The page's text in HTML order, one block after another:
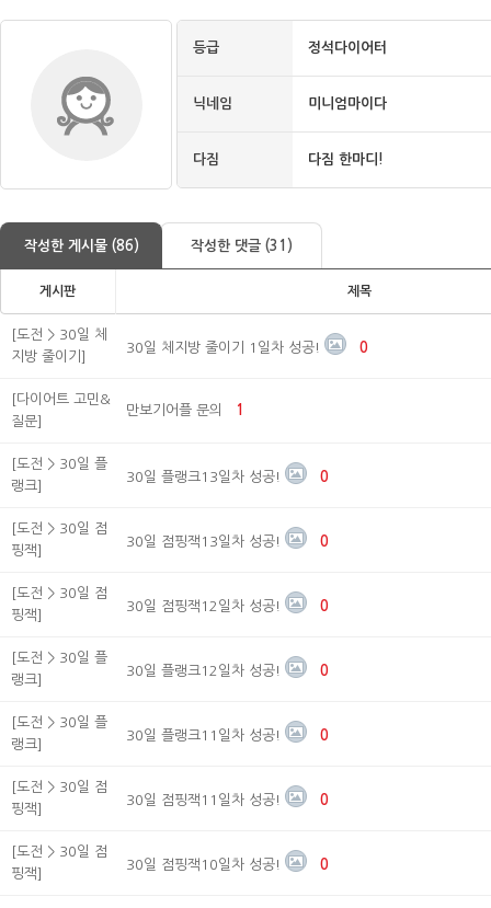
등급 정석다이어터
닉네임 미니엄마이다
다짐 다짐 한마디!
작성한 게시물 (86) 작성한 댓글 (31)
게시판 제목
[도전 > 30일 체
지방 줄이기]
30일 체지방 줄이기 1일차 성공! 0
[다이어트 고민&
질문]
만보기어플 문의 1
[도전 > 30일 플
랭크]
30일 플랭크13일차 성공! 0
[도전 > 30일 점
핑잭]
30일 점핑잭13일차 성공! 0
[도전 > 30일 점
핑잭]
30일 점핑잭12일차 성공! 0
[도전 > 30일 플
랭크]
30일 플랭크12일차 성공! 0
[도전 > 30일 플
랭크]
30일 플랭크11일차 성공! 0
[도전 > 30일 점
핑잭]
30일 점핑잭11일차 성공! 0
[도전 > 30일 점
핑잭]
30일 점핑잭10일차 성공! 0